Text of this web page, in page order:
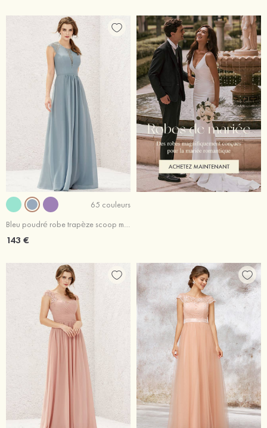
65 couleurs
Bleu poudré robe trapèze scoop mousseline ras du sol robe de demoiselle d'honneur
143 €